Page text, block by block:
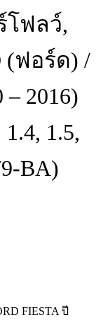
โฟลว์,
(ฟอร์ด) /
2016)
1.5,
BA)
FIESTA ปี